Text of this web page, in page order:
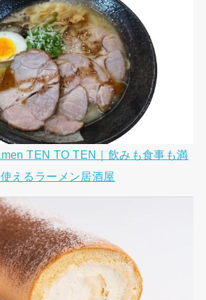
TEN TO TEN｜飲みも食事も満
えるラーメン居酒屋